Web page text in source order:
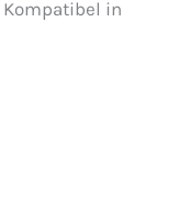
Kompatibel in